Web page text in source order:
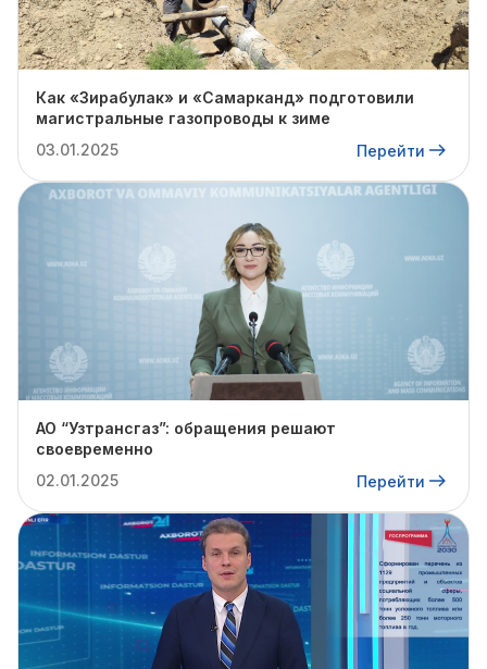
Как «Зирабулак» и «Самарканд» подготовили
магистральные газопроводы к зиме
03.01.2025
Перейти
АО “Узтрансгаз”: обращения решают
своевременно
02.01.2025
Перейти